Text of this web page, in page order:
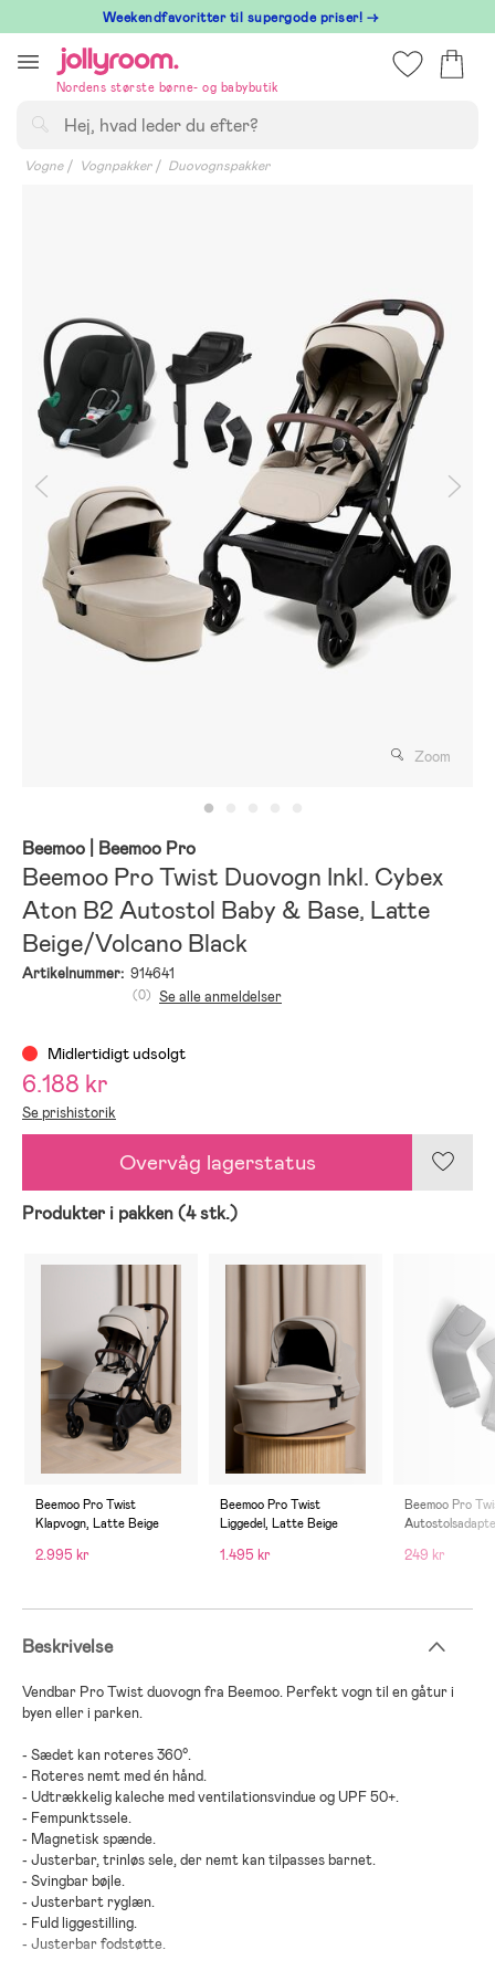
till
innehållet
⁠ Weekendfavoritter til supergode priser! →
Nordens største børne- og babybutik
Vogne Vognpakker Duovognspakker
Zoom
Beemoo | Beemoo Pro
Beemoo Pro Twist Duovogn Inkl. Cybex
Aton B2 Autostol Baby & Base, Latte
Beige/Volcano Black
Artikelnummer: 914641
(0) Se alle anmeldelser
Midlertidigt udsolgt
6.188 kr
Se prishistorik
Overvåg lagerstatus
Produkter i pakken (4 stk.)
Beemoo Pro Twist
Klapvogn, Latte Beige
2.995 kr
Beemoo Pro Twist
Liggedel, Latte Beige
1.495 kr
Beemoo Pro
249 kr
Beskrivelse
Vendbar Pro Twistduovognfra Beemoo. Perfektvogn til en gåtur i
byen eller i parken.
- Sædet kan roteres 360°.
- Roteres nemt med én hånd.
- Udtrækkelig kaleche med ventilationsvindue og UPF 50+.
- Fempunktssele.
- Magnetisk spænde.
- Justerbar, trinløs sele, der nemt kan tilpasses barnet.
- Svingbar bøjle.
- Justerbart ryglæn.
- Fuld liggestilling.
- Justerbar fodstøtte.